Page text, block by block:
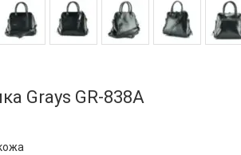
Grays GR-838A